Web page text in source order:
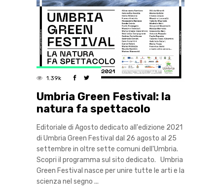
1.39k
Umbria Green Festival: la
natura fa spettacolo
Editoriale di Agosto dedicato all'edizione 2021
di Umbria Green Festival dal 26 agosto al 25
settembre in oltre sette comuni dell'Umbria.
Scopri il programma sul sito dedicato. Umbria
Green Festival nasce per unire tutte le arti e la
scienza nel segno